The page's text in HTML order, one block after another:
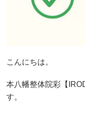
こんにちは。
本八幡整体院彩【
す。